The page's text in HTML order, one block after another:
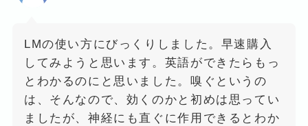
LMの使い方にびっくりしました。早速購入
してみようと思います。英語ができたらもっ
とわかるのにと思いました。嗅ぐというの
は、そんなので、効くのかと初めは思ってい
ましたが、神経にも直ぐに作用できるとわか